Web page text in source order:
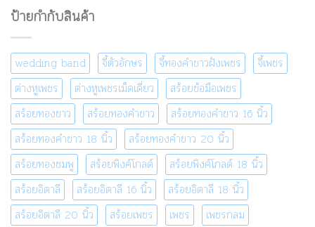
ป้ายกำกับสินค้า
wedding band จี้ตัวอักษร จี้ทองคำขาวฝังเพชร
จี้เพชร
ต่างหูเพชร
ต่างหูเพชรเม็ดเดี่ยว
สร้อยข้อมือเพชร
สร้อยทองขาว
สร้อยทองคำขาว
สร้อยทองคำขาว 16 นิ้ว
สร้อยทองคำขาว 18 นิ้ว
สร้อยทองคำขาว 20 นิ้ว
สร้อยทองชมพู
สร้อยพิงค์โกลด์
สร้อยพิงค์โกลด์ 18 นิ้ว
สร้อยอิตาลี
สร้อยอิตาลี 16 นิ้ว
สร้อยอิตาลี 18 นิ้ว
สร้อยอิตาลี 20 นิ้ว
สร้อยเพชร เพชร เพชรกลม